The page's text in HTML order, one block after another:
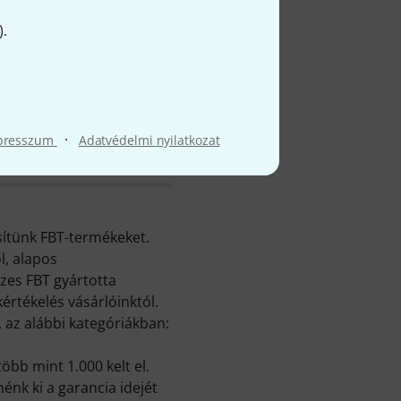
· Adatvédelmi nyilatkozat
FBT-termékeket.
alapos
FBT gyártotta
vásárlóinktól.
alábbi kategóriákban:
mint 1.000 kelt el.
ki a garancia idejét